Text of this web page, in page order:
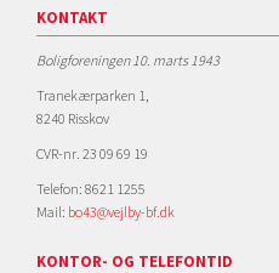
KONTAKT
Boligforeningen 10. marts 1943
Tranekærparken 1,
8240 Risskov
CVR-nr. 23 09 69 19
Telefon: 8621 1255
Mail: bo43@vejlby-bf.dk
KONTOR- OG TELEFONTID